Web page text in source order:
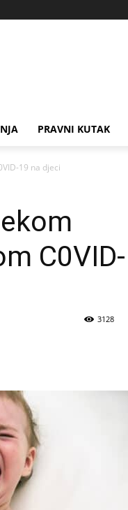
PRAVNI KUTAK
19 na djeci
C0VID-
3128